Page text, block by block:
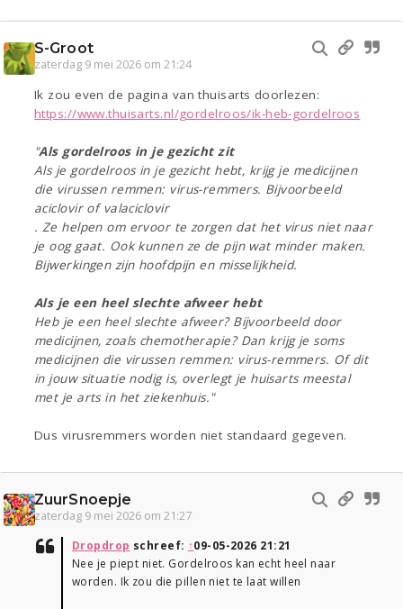
S-Groot
zaterdag 9 mei 2026 om 21:24
Ik zou even de pagina van thuisarts doorlezen:
https://www.thuisarts.nl/gordelroos/ik-heb-gordelroos
"Als gordelroos in je gezicht zit
Als je gordelroos in je gezicht hebt, krijg je medicijnen
die virussen remmen: virus-remmers. Bijvoorbeeld
aciclovir of valaciclovir
. Ze helpen om ervoor te zorgen dat het virus niet naar
je oog gaat. Ook kunnen ze de pijn wat minder maken.
Bijwerkingen zijn hoofdpijn en misselijkheid.
Als je een heel slechte afweer hebt
Heb je een heel slechte afweer? Bijvoorbeeld door
medicijnen, zoals chemotherapie? Dan krijg je soms
medicijnen die virussen remmen: virus-remmers. Of dit
in jouw situatie nodig is, overlegt je huisarts meestal
met je arts in het ziekenhuis."
Dus virusremmers worden niet standaard gegeven.
ZuurSnoepje
zaterdag 9 mei 2026 om 21:27
Dropdrop schreef: ↑09-05-2026 21:21
Nee je piept niet. Gordelroos kan echt heel naar
worden. Ik zou die pillen niet te laat willen